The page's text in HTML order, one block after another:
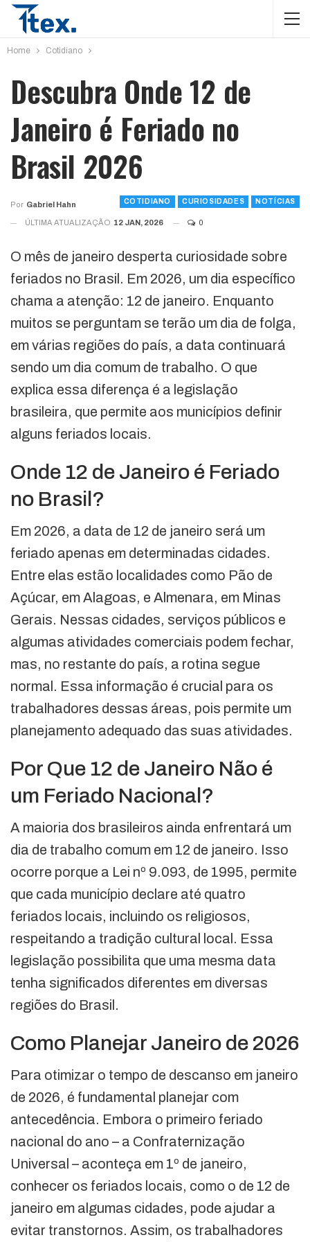
Home Cotidiano
Descubra Onde 12 de
Janeiro é Feriado no
Brasil 2026
COTIDIANO CURIOSIDADES NOTÍCIAS
Por Gabriel Hahn
ÚLTIMA ATUALIZAÇÃO 12 JAN, 2026 0
O mês de janeiro desperta curiosidade sobre
feriados no Brasil. Em 2026, um dia específico
chama a atenção: 12 de janeiro. Enquanto
muitos se perguntam se terão um dia de folga,
em várias regiões do país, a data continuará
sendo um dia comum de trabalho. O que
explica essa diferença é a legislação
brasileira, que permite aos municípios definir
alguns feriados locais.
Onde 12 de Janeiro é Feriado
no Brasil?
Em 2026, a data de 12 de janeiro será um
feriado apenas em determinadas cidades.
Entre elas estão localidades como Pão de
Açúcar, em Alagoas, e Almenara, em Minas
Gerais. Nessas cidades, serviços públicos e
algumas atividades comerciais podem fechar,
mas, no restante do país, a rotina segue
normal. Essa informação é crucial para os
trabalhadores dessas áreas, pois permite um
planejamento adequado das suas atividades.
Por Que 12 de Janeiro Não é
um Feriado Nacional?
A maioria dos brasileiros ainda enfrentará um
dia de trabalho comum em 12 de janeiro. Isso
ocorre porque a Lei nº 9.093, de 1995, permite
que cada município declare até quatro
feriados locais, incluindo os religiosos,
respeitando a tradição cultural local. Essa
legislação possibilita que uma mesma data
tenha significados diferentes em diversas
regiões do Brasil.
Como Planejar Janeiro de 2026
Para otimizar o tempo de descanso em janeiro
de 2026, é fundamental planejar com
antecedência. Embora o primeiro feriado
nacional do ano – a Confraternização
Universal – aconteça em 1º de janeiro,
conhecer os feriados locais, como o de 12 de
janeiro em algumas cidades, pode ajudar a
evitar transtornos. Assim, os trabalhadores